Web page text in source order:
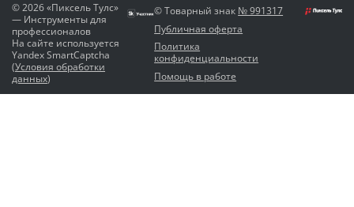
© 2026 «Пиксель Тулс»
— Инструменты для
профессионалов
На сайте используется
Yandex SmartCaptcha
(Условия обработки
данных)
© Товарный знак № 991317
Публичная оферта
Политика
конфиденциальности
Помощь в работе